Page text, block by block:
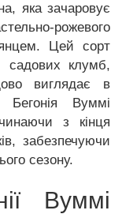
яка зачаровує
рожевого
Цей сорт
садових клумб,
виглядає в
Вуммі
з кінця
забезпечуючи
сезону.
Вуммі